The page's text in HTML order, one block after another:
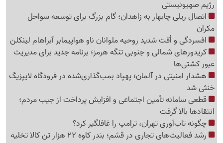
رژیم صهیونیستی
اتصال ریلی چابهار به زاهدان؛ گام بزرگ برای توسعه سواحل
مکران
افسردگی و اُفت شدید روحیه ملوانان ناو هواپیمابر آبراهام لینکلن
کریدورهای شمالی و جنوبی تنگه هرمز؛ برنامه جدید برای مدیریت
عبور کشتی‌ها
هشدار امنیتی در آلمان؛ پهپاد بمب‌گذاری‌شده در فرودگاه لایپزیگ
خنثی شد
قطعی سامانه تأمین اجتماعی و افزایش پرداخت از جیب مردم؛
انتقادها بالا گرفت
چگونه تاب‌آوری تهران، ترامپ را غافلگیر کرد؟
رشد فعالیت‌های تجاری در قشم؛ بندر کاوه 22 هزار تن کالا تخلیه